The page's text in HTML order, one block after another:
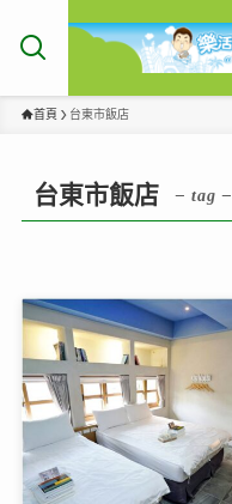
首頁 台東市飯店
台東市飯店 – tag –